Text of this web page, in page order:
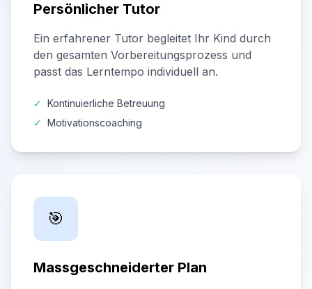
Persönlicher Tutor
Ein erfahrener Tutor begleitet Ihr Kind durch
den gesamten Vorbereitungsprozess und
passt das Lerntempo individuell an.
✓ Kontinuierliche Betreuung
✓ Motivationscoaching
🎯
Massgeschneiderter Plan